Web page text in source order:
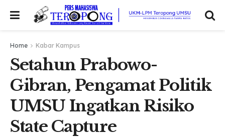
Home Kabar Kampus
Setahun Prabowo-
Gibran, Pengamat Politik
UMSU Ingatkan Risiko
State Capture